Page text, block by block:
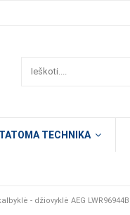
TECHNIKA
- džiovyklė AEG LWR96944B